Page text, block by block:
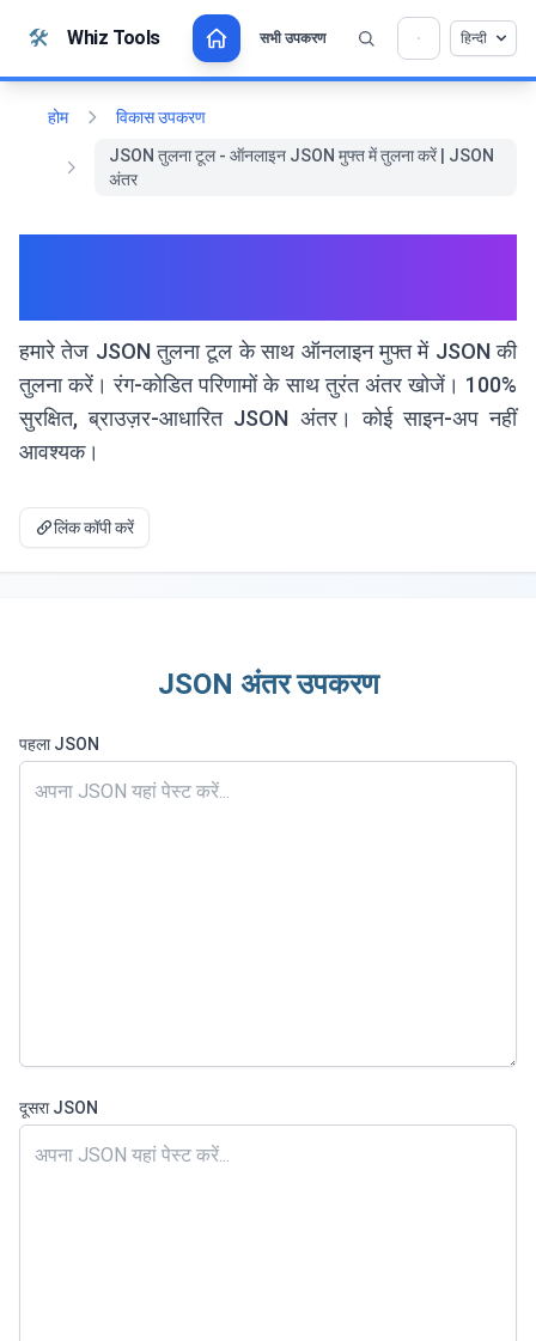
🛠️ Whiz Tools सभी उपकरण हिन्दी
होम
विकास उपकरण
JSON तुलना टूल - ऑनलाइन JSON मुफ्त में तुलना करें | JSON
अंतर
हमारे तेज JSON तुलना टूल के साथ ऑनलाइन मुफ्त में JSON की
तुलना करें। रंग-कोडित परिणामों के साथ तुरंत अंतर खोजें। 100%
सुरक्षित, ब्राउज़र-आधारित JSON अंतर। कोई साइन-अप नहीं
आवश्यक।
लिंक कॉपी करें
JSON अंतर उपकरण
पहला JSON
दूसरा JSON
💡 क्या आप इस टूल को पसंद करते हैं? हमें इसे और बेहतर बनाने
में मदद करें!
×
खोलने के लिए क्लिक करें →